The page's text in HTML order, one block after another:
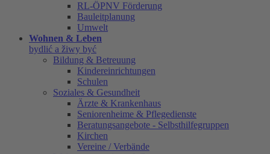
RL-ÖPNV Förderung
Bauleitplanung
Umwelt
Wohnen & Leben
bydlić a žiwy być
Bildung & Betreuung
Kindereinrichtungen
Schulen
Soziales & Gesundheit
Ärzte & Krankenhaus
Seniorenheime & Pflegedienste
Beratungsangebote - Selbsthilfegruppen
Kirchen
Vereine / Verbände